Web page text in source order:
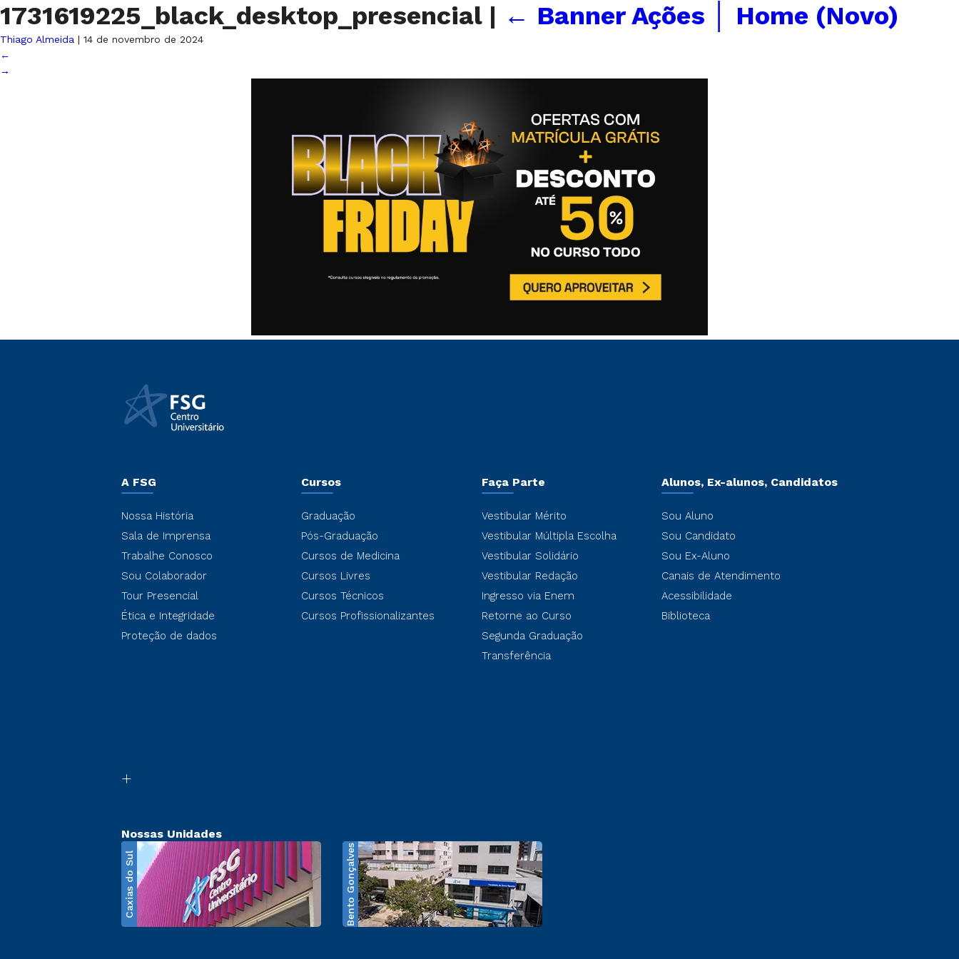
1731619225_black_desktop_presencial | ← Banner Ações │ Home (Novo)
Thiago Almeida | 14 de novembro de 2024
←
→
A FSG
Nossa História
Sala de Imprensa
Trabalhe Conosco
Sou Colaborador
Tour Presencial
Ética e Integridade
Proteção de dados
Cursos
Graduação
Pós-Graduação
Cursos de Medicina
Cursos Livres
Cursos Técnicos
Cursos Profissionalizantes
Faça Parte
Vestibular Mérito
Vestibular Múltipla Escolha
Vestibular Solidário
Vestibular Redação
Ingresso via Enem
Retorne ao Curso
Segunda Graduação
Transferência
Alunos, Ex-alunos, Candidatos
Sou Aluno
Sou Candidato
Sou Ex-Aluno
Canais de Atendimento
Acessibilidade
Biblioteca
Nossas Unidades
Caxias do Sul Bento Gonçalves